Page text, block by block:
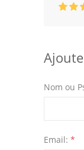
Nom ou
Email: *